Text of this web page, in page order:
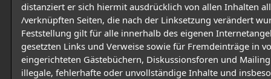
distanziert er sich hiermit ausdrücklich von allen Inhalten
/verknüpften Seiten, die nach der Linksetzung verändert
Feststellung gilt für alle innerhalb des eigenen
gesetzten Links und Verweise sowie für Fremdeinträge in
eingerichteten Gästebüchern, Diskussionsforen und
illegale, fehlerhafte oder unvollständige Inhalte und